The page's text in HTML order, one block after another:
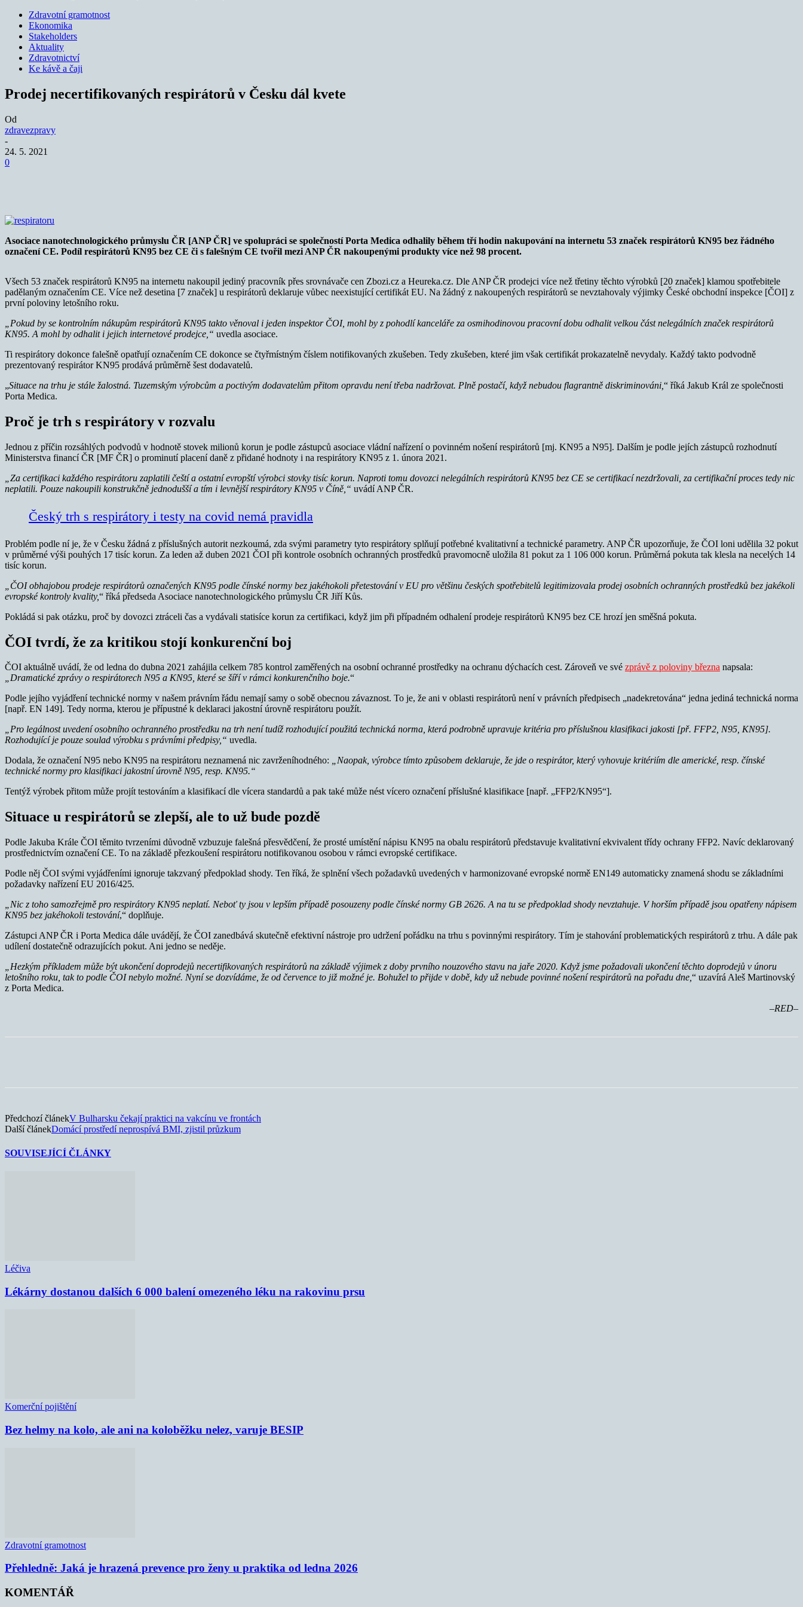
Zdravotní gramotnost
Ekonomika
Stakeholders
Aktuality
Zdravotnictví
Ke kávě a čaji
Prodej necertifikovaných respirátorů v Česku dál kvete
Od
zdravezpravy
-
24. 5. 2021
0
Asociace nanotechnologického průmyslu ČR [ANP ČR] ve spolupráci se společností Porta Medica odhalily během tří hodin nakupování na internetu 53 značek respirátorů KN95 bez řádného
označení CE. Podíl respirátorů KN95 bez CE či s falešným CE tvořil mezi ANP ČR nakoupenými produkty více než 98 procent.
Všech 53 značek respirátorů KN95 na internetu nakoupil jediný pracovník přes srovnávače cen Zbozi.cz a Heureka.cz. Dle ANP ČR prodejci více než třetiny těchto výrobků [20 značek] klamou spotřebitele
padělaným označením CE. Více než desetina [7 značek] u respirátorů deklaruje vůbec neexistující certifikát EU. Na žádný z nakoupených respirátorů se nevztahovaly výjimky České obchodní inspekce [ČOI] z
první poloviny letošního roku.
„Pokud by se kontrolním nákupům respirátorů KN95 takto věnoval i jeden inspektor ČOI, mohl by z pohodlí kanceláře za osmihodinovou pracovní dobu odhalit velkou část nelegálních značek respirátorů
KN95. A mohl by odhalit i jejich internetové prodejce,“ uvedla asociace.
Ti respirátory dokonce falešně opatřují označením CE dokonce se čtyřmístným číslem notifikovaných zkušeben. Tedy zkušeben, které jim však certifikát prokazatelně nevydaly. Každý takto podvodně
prezentovaný respirátor KN95 prodává průměrně šest dodavatelů.
„Situace na trhu je stále žalostná. Tuzemským výrobcům a poctivým dodavatelům přitom opravdu není třeba nadržovat. Plně postačí, když nebudou flagrantně diskriminováni, “ říká Jakub Král ze společnosti
Porta Medica.
Proč je trh s respirátory v rozvalu
Jednou z příčin rozsáhlých podvodů v hodnotě stovek milionů korun je podle zástupců asociace vládní nařízení o povinném nošení respirátorů [mj. KN95 a N95]. Dalším je podle jejích zástupců rozhodnutí
Ministerstva financí ČR [MF ČR] o prominutí placení daně z přidané hodnoty i na respirátory KN95 z 1. února 2021.
„Za certifikaci každého respirátoru zaplatili čeští a ostatní evropští výrobci stovky tisíc korun. Naproti tomu dovozci nelegálních respirátorů KN95 bez CE se certifikací nezdržovali, za certifikační proces tedy nic
neplatili. Pouze nakoupili konstrukčně jednodušší a tím i levnější respirátory KN95 v Číně,“ uvádí ANP ČR.
Český trh s respirátory i testy na covid nemá pravidla
Problém podle ní je, že v Česku žádná z příslušných autorit nezkoumá, zda svými parametry tyto respirátory splňují potřebné kvalitativní a technické parametry. ANP ČR upozorňuje, že ČOI loni udělila 32 pokut
v průměrné výši pouhých 17 tisíc korun. Za leden až duben 2021 ČOI při kontrole osobních ochranných prostředků pravomocně uložila 81 pokut za 1 106 000 korun. Průměrná pokuta tak klesla na necelých 14
tisíc korun.
„ČOI obhajobou prodeje respirátorů označených KN95 podle čínské normy bez jakéhokoli přetestování v EU pro většinu českých spotřebitelů legitimizovala prodej osobních ochranných prostředků bez jakékoli
evropské kontroly kvality,“ říká předseda Asociace nanotechnologického průmyslu ČR Jiří Kůs.
Pokládá si pak otázku, proč by dovozci ztráceli čas a vydávali statisíce korun za certifikaci, když jim při případném odhalení prodeje respirátorů KN95 bez CE hrozí jen směšná pokuta.
ČOI tvrdí, že za kritikou stojí konkurenční boj
ČOI aktuálně uvádí, že od ledna do dubna 2021 zahájila celkem 785 kontrol zaměřených na osobní ochranné prostředky na ochranu dýchacích cest. Zároveň ve své zprávě z poloviny března napsala:
„Dramatické zprávy o respirátorech N95 a KN95, které se šíří v rámci konkurenčního boje.“
Podle jejího vyjádření technické normy v našem právním řádu nemají samy o sobě obecnou závaznost. To je, že ani v oblasti respirátorů není v právních předpisech „nadekretována“ jedna jediná technická norma
[např. EN 149]. Tedy norma, kterou je přípustné k deklaraci jakostní úrovně respirátoru použít.
„Pro legálnost uvedení osobního ochranného prostředku na trh není tudíž rozhodující použitá technická norma, která podrobně upravuje kritéria pro příslušnou klasifikaci jakosti [př. FFP2, N95, KN95].
Rozhodující je pouze soulad výrobku s právními předpisy,“ uvedla.
Dodala, že označení N95 nebo KN95 na respirátoru neznamená nic zavrženíhodného: „Naopak, výrobce tímto způsobem deklaruje, že jde o respirátor, který vyhovuje kritériím dle americké, resp. čínské
technické normy pro klasifikaci jakostní úrovně N95, resp. KN95.“
Tentýž výrobek přitom může projít testováním a klasifikací dle vícera standardů a pak také může nést vícero označení příslušné klasifikace [např. „FFP2/KN95“].
Situace u respirátorů se zlepší, ale to už bude pozdě
Podle Jakuba Krále ČOI těmito tvrzeními důvodně vzbuzuje falešná přesvědčení, že prosté umístění nápisu KN95 na obalu respirátorů představuje kvalitativní ekvivalent třídy ochrany FFP2. Navíc deklarovaný
prostřednictvím označení CE. To na základě přezkoušení respirátoru notifikovanou osobou v rámci evropské certifikace.
Podle něj ČOI svými vyjádřeními ignoruje takzvaný předpoklad shody. Ten říká, že splnění všech požadavků uvedených v harmonizované evropské normě EN149 automaticky znamená shodu se základními
požadavky nařízení EU 2016/425.
„Nic z toho samozřejmě pro respirátory KN95 neplatí. Neboť ty jsou v lepším případě posouzeny podle čínské normy GB 2626. A na tu se předpoklad shody nevztahuje. V horším případě jsou opatřeny nápisem
KN95 bez jakéhokoli testování,“ doplňuje.
Zástupci ANP ČR i Porta Medica dále uvádějí, že ČOI zanedbává skutečně efektivní nástroje pro udržení pořádku na trhu s povinnými respirátory. Tím je stahování problematických respirátorů z trhu. A dále pak
udílení dostatečně odrazujících pokut. Ani jedno se neděje.
„Hezkým příkladem může být ukončení doprodejů necertifikovaných respirátorů na základě výjimek z doby prvního nouzového stavu na jaře 2020. Když jsme požadovali ukončení těchto doprodejů v únoru
letošního roku, tak to podle ČOI nebylo možné. Nyní se dozvídáme, že od července to již možné je. Bohužel to přijde v době, kdy už nebude povinné nošení respirátorů na pořadu dne, “ uzavírá Aleš Martinovský
z Porta Medica.
–RED–
Předchozí článekV Bulharsku čekají praktici na vakcínu ve frontách
Další článekDomácí prostředí neprospívá BMI, zjistil průzkum
SOUVISEJÍCÍ ČLÁNKY
Léčiva
Lékárny dostanou dalších 6 000 balení omezeného léku na rakovinu prsu
Komerční pojištění
Bez helmy na kolo, ale ani na koloběžku nelez, varuje BESIP
Zdravotní gramotnost
Přehledně: Jaká je hrazená prevence pro ženy u praktika od ledna 2026
KOMENTÁŘ